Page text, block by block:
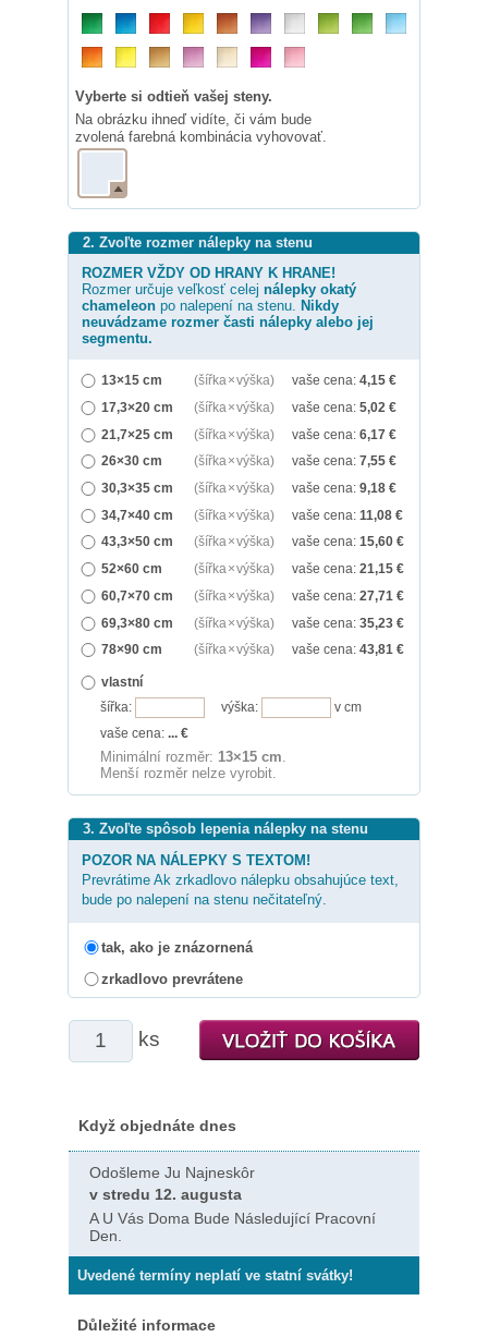
Vyberte si odtieň vašej steny.
Na obrázku ihneď vidíte, či vám bude
zvolená farebná kombinácia vyhovovať.
2. Zvoľte rozmer nálepky na stenu
ROZMER VŽDY OD HRANY K HRANE!
Rozmer určuje veľkosť celej nálepky okatý
chameleon po nalepení na stenu. Nikdy
neuvádzame rozmer časti nálepky alebo jej
segmentu.
13×15 cm (šířka × výška) vaše cena: 4,15 €
17,3×20 cm
(šířka × výška) vaše cena: 5,02 €
21,7×25 cm
(šířka × výška) vaše cena: 6,17 €
26×30 cm
(šířka × výška) vaše cena: 7,55 €
30,3×35 cm
(šířka × výška) vaše cena: 9,18 €
34,7×40 cm
(šířka × výška) vaše cena: 11,08 €
43,3×50 cm
(šířka × výška) vaše cena: 15,60 €
52×60 cm
(šířka × výška) vaše cena: 21,15 €
60,7×70 cm
(šířka × výška) vaše cena: 27,71 €
69,3×80 cm
(šířka × výška) vaše cena: 35,23 €
78×90 cm
(šířka × výška) vaše cena: 43,81 €
vlastní
šířka:
výška:
v cm
vaše cena: ... €
Minimální rozměr: 13×15 cm
Menší rozměr nelze vyrobit.
3. Zvoľte spôsob lepenia nálepky na stenu
POZOR NA NÁLEPKY S TEXTOM!
Prevrátime Ak zrkadlovo nálepku obsahujúce text,
bude po nalepení na stenu nečitateľný.
tak, ako je znázornená
zrkadlovo prevrátene
ks
Když objednáte dnes
Odošleme Ju Najneskôr
v stredu 12. augusta
A U Vás Doma Bude Následující Pracovní
Den.
Uvedené termíny neplatí ve statní svátky!
Důležité informace